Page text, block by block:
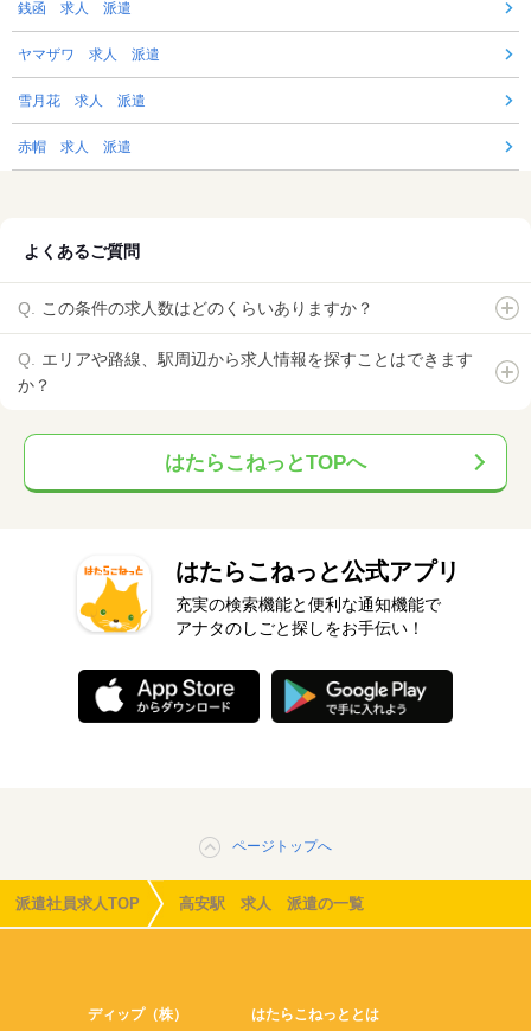
銭函 求人 派遣
ヤマザワ 求人 派遣
雪月花 求人 派遣
赤帽 求人 派遣
よくあるご質問
この条件の求人数はどのくらいありますか？
エリアや路線、駅周辺から求人情報を探すことはできます
か？
はたらこねっとTOPへ
はたらこねっと公式アプリ
充実の検索機能と便利な通知機能で
アナタのしごと探しをお手伝い！
ページトップへ
派遣社員求人TOP 高安駅 求人 派遣の一覧
ディップ（株） はたらこねっととは